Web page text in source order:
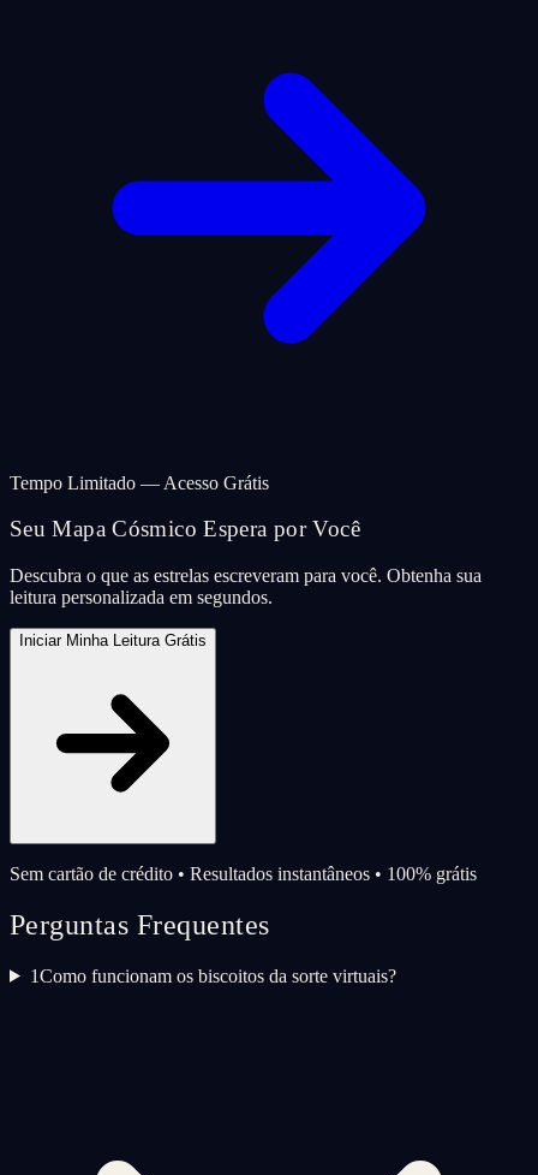
Tempo Limitado — Acesso Grátis
Seu Mapa Cósmico Espera por Você
Descubra o que as estrelas escreveram para você. Obtenha sua
leitura personalizada em segundos.
Iniciar Minha Leitura Grátis
Sem cartão de crédito • Resultados instantâneos • 100% grátis
Perguntas Frequentes
1Como funcionam os biscoitos da sorte virtuais?